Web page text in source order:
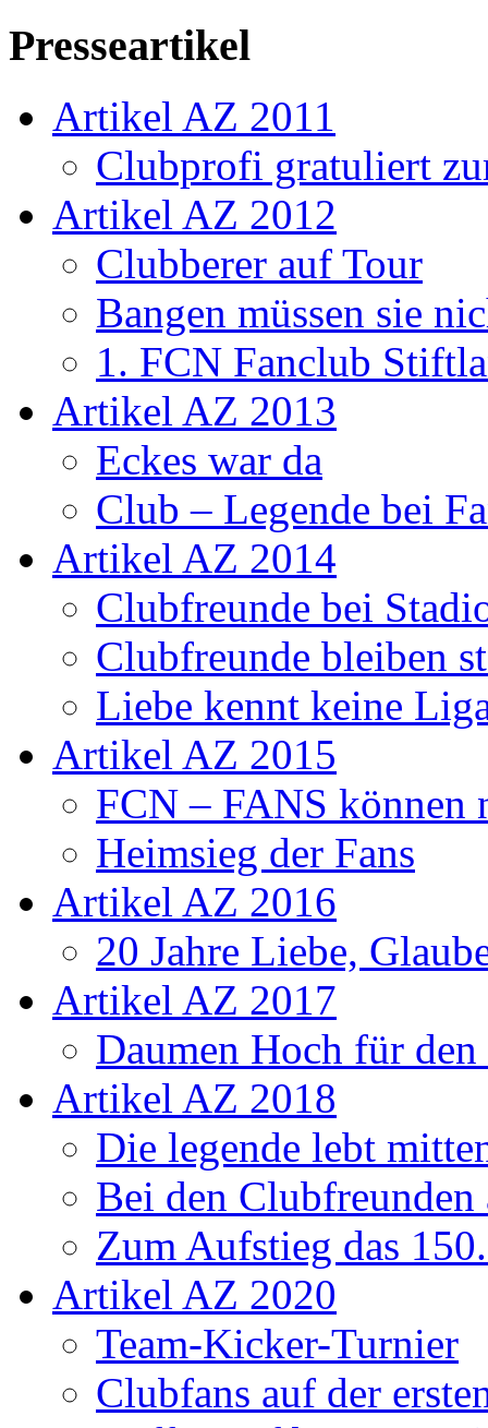
Presseartikel
Artikel AZ 2011
Clubprofi gratuliert
Artikel AZ 2012
Clubberer auf Tour
Bangen müssen sie
1. FCN Fanclub
Artikel AZ 2013
Eckes war da
Club – Legende bei
Artikel AZ 2014
Clubfreunde bei
Clubfreunde bleiben
Liebe kennt keine
Artikel AZ 2015
FCN – FANS können
Heimsieg der Fans
Artikel AZ 2016
20 Jahre Liebe,
Artikel AZ 2017
Daumen Hoch für
Artikel AZ 2018
Die legende lebt
Bei den
Zum Aufstieg das
Artikel AZ 2020
Team-Kicker-Turnier
Clubfans auf der